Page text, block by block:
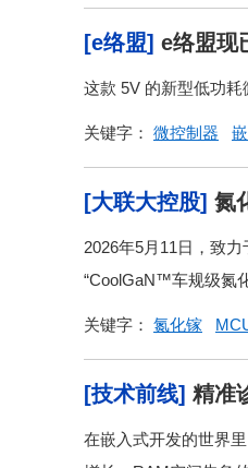
[e络盟] e络盟现
位性能
这款 5V 的新型低功
关键字： 微控制器
[大联大控股] 氮
2026年5月11日，致
“CoolGaN™车规级氮
关键字： 氮化镓
[技术前线] 精准
在嵌入式开发的世界